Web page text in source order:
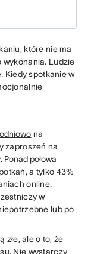
które nie ma
Ludzie
Kiedy spotkanie w
na
zaproszeń na
Ponad połowa
a tylko 43%
online.
w
lub po
złe, ale o to, że
Nie wystarczy